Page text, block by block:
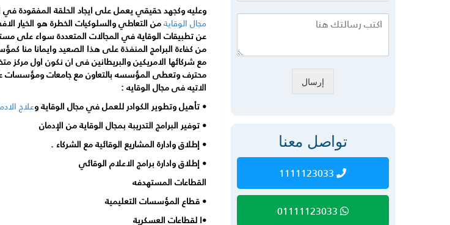
وعليه وكجهد حقيقي يعمل على ايجاد الحلقة المفقودة في
مجال الوقايةمن التعاطي والسلوكيات الخطرة هو الخيار
عن تطبيقات الوقاية في المجالات المتعددة سواء على
من كفاءة البرامج المنفذة على هذا الصعيد وايمانا منا
مع شركائها الامريكين والبريطانين فى ان نكون اول
محترف وتعطى المؤسسه بالتعاون مع جامعات ومؤسسات
الاتيه فى مجال الوقايه :
• تأهيل وتطوير الكوادر للعمل في مجال الوقاية وعلاج
• توفير البرامج التدريبة بمجال الوقاية من الإدمان
• إطلاق وادارة المشاريع الوقائية مع الشركاء .
• إطلاق وادارة برامج الاعلام الوقائي
القطاعات المستهدفه
• قطاع المؤسسات التعليمية
•ا لقطاعات العسكرية
إرسال
تواصل معنا
1111123033